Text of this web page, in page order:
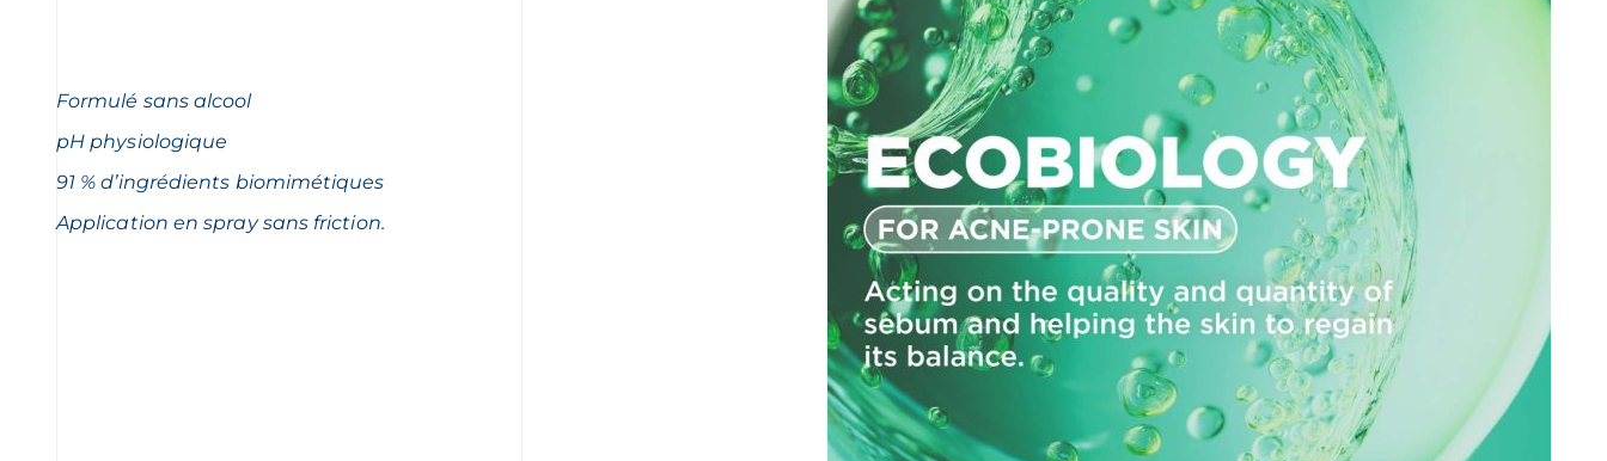
Formulé sans alcool
pH physiologique
91 % d’ingrédients biomimétiques
Application en spray sans friction.